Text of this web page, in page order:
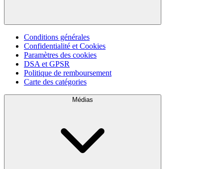
Conditions générales
Confidentialité et Cookies
Paramètres des cookies
DSA et GPSR
Politique de remboursement
Carte des catégories
Médias